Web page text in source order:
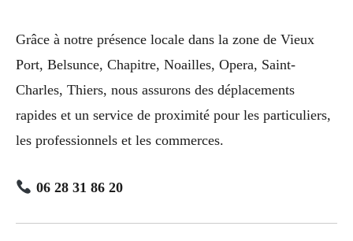
Grâce à notre présence locale dans la zone de Vieux
Port, Belsunce, Chapitre, Noailles, Opera, Saint-
Charles, Thiers, nous assurons des déplacements
rapides et un service de proximité pour les particuliers,
les professionnels et les commerces.
06 28 31 86 20